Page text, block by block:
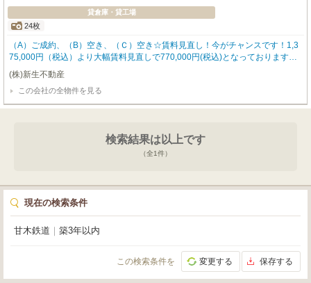
貸倉庫・貸工場
24枚
（A）ご成約、（B）空き、（Ｃ）空き☆賃料見直し！今がチャンスです！1,3
75,000円（税込）より大幅賃料見直しで770,000円(税込)となっております。
是非この機に如何でしょうか。福岡県朝倉郡筑前町栗田に、事業の新たな拠点
として「オフィスストレージ筑前」が誕生しました！2025年10月竣工の新し
い鉄骨造平屋建てで、広々とした専有面積665.0㎡をご提供いたします。倉庫
部分は天井高6メートルと開放感があり、大型車もスムーズに進入可能。無料
備され、初期投資が大変抑えられます。トイレは男女別に分けられる2か所設
置。従業員の皆様が気持ちよく働ける環境が整っています。女性スタッフに好
れる礼金0円も嬉しいポイントです。貴社のビジネスを加速させる理想的な貸
倉庫・貸工場を、ぜひご検討ください。
(株)新生不動産
この会社の全物件を見る
検索結果は以上です
（全1件）
現在の検索条件
甘木鉄道 築3年以内
この検索条件を 変更する 保存する